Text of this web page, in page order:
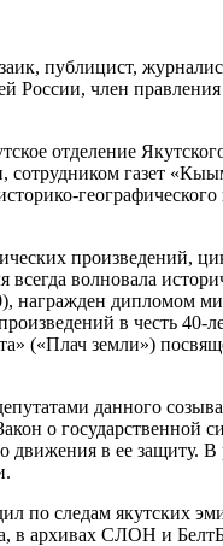
публицист,
России, член
отделение
сотрудником газет
географического
произведений,
волновала
награжден дипломом
в честь 40-
(«Плач земли»)
данного
о государственной
в ее защиту. В
по следам якутских
архивах СЛОН и